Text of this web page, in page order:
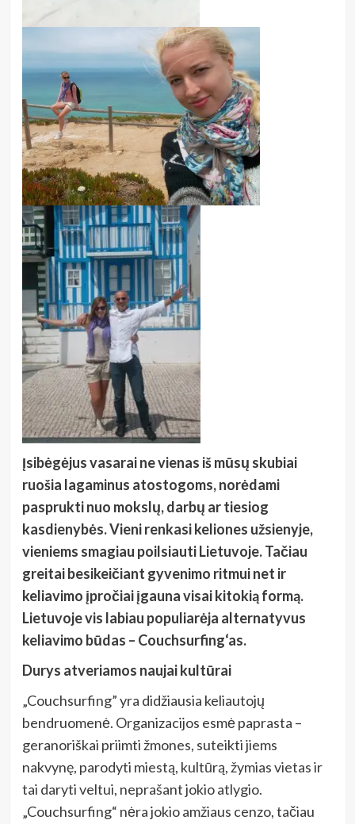
Įsibėgėjus vasarai ne vienas iš mūsų skubiai
ruošia lagaminus atostogoms, norėdami
pasprukti nuo mokslų, darbų ar tiesiog
kasdienybės. Vieni renkasi keliones užsienyje,
vieniems smagiau poilsiauti Lietuvoje. Tačiau
greitai besikeičiant gyvenimo ritmui net ir
keliavimo įpročiai įgauna visai kitokią formą.
Lietuvoje vis labiau populiarėja alternatyvus
keliavimo būdas – Couchsurfing‘as.
Durys atveriamos naujai kultūrai
„Couchsurfing” yra didžiausia keliautojų
bendruomenė. Organizacijos esmė paprasta –
geranoriškai priimti žmones, suteikti jiems
nakvynę, parodyti miestą, kultūrą, žymias vietas ir
tai daryti veltui, neprašant jokio atlygio.
„Couchsurfing“ nėra jokio amžiaus cenzo, tačiau